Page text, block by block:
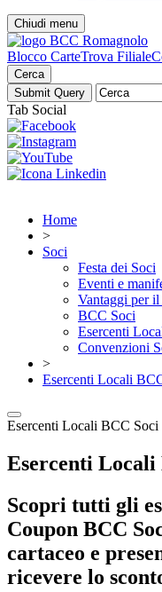
Chiudi menu
Blocco CarteTrova Filiale
Cerca
Tab Social
Home
>
Soci
Festa dei Soci
Eventi e
Vantaggi per
BCC Soci
Esercenti
Convenzioni
>
Esercenti Locali
Esercenti Locali BCC Soci
Esercenti Locali
Scopri tutti gli
Coupon BCC
cartaceo e
ricevere lo